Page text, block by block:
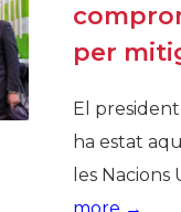
per
El
ha estat
les